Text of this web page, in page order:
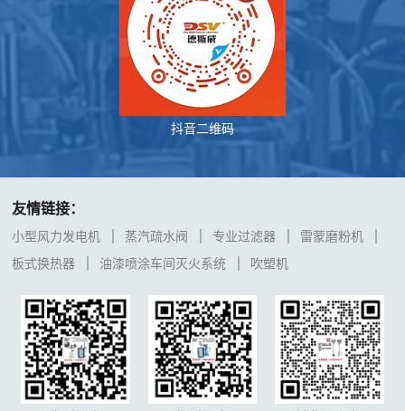
抖音二维码
友情链接：
小型风力发电机 蒸汽疏水阀 专业过滤器
雷蒙磨粉机
板式换热器
油漆喷涂车间灭火系统 吹塑机